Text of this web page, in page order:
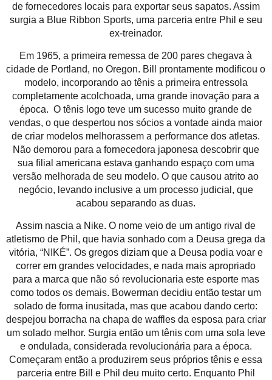
de fornecedores locais para exportar seus sapatos. Assim
surgia a Blue Ribbon Sports, uma parceria entre Phil e seu
ex-treinador.
Em 1965, a primeira remessa de 200 pares chegava à
cidade de Portland, no Oregon. Bill prontamente modificou o
modelo, incorporando ao tênis a primeira entressola
completamente acolchoada, uma grande inovação para a
época. O tênis logo teve um sucesso muito grande de
vendas, o que despertou nos sócios a vontade ainda maior
de criar modelos melhorassem a performance dos atletas.
Não demorou para a fornecedora japonesa descobrir que
sua filial americana estava ganhando espaço com uma
versão melhorada de seu modelo. O que causou atrito ao
negócio, levando inclusive a um processo judicial, que
acabou separando as duas.
Assim nascia a Nike. O nome veio de um antigo rival de
atletismo de Phil, que havia sonhado com a Deusa grega da
vitória, “NIKÉ”. Os gregos diziam que a Deusa podia voar e
correr em grandes velocidades, e nada mais apropriado
para a marca que não só revolucionaria este esporte mas
como todos os demais. Bowerman decidiu então testar um
solado de forma inusitada, mas que acabou dando certo:
despejou borracha na chapa de waffles da esposa para criar
um solado melhor. Surgia então um tênis com uma sola leve
e ondulada, considerada revolucionária para a época.
Começaram então a produzirem seus próprios tênis e essa
parceria entre Bill e Phil deu muito certo. Enquanto Phil